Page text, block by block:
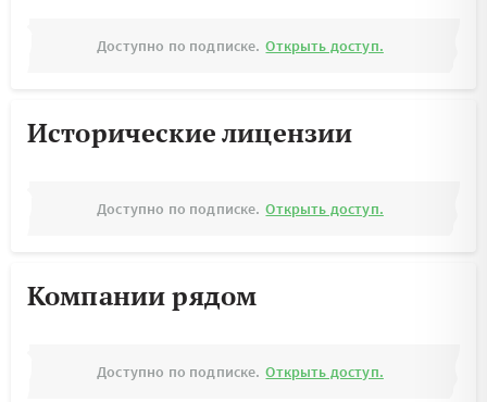
Доступно по подписке. Открыть доступ.
Исторические лицензии
Доступно по подписке. Открыть доступ.
Компании рядом
Доступно по подписке. Открыть доступ.